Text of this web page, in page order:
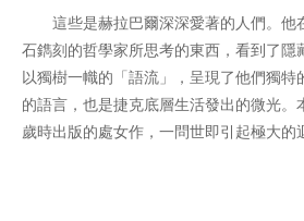
這些是赫拉巴爾深深愛著的人們。他
石鐫刻的哲學家所思考的東西，看到了隱
以獨樹一幟的「語流」，呈現了他們獨特
的語言，也是捷克底層生活發出的微光。
歲時出版的處女作，一問世即引起極大的